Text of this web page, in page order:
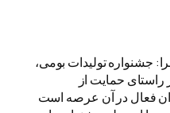
جشنواره تولیدات بومی‌،
راستای حمایت از
فعال در آن عرصه است